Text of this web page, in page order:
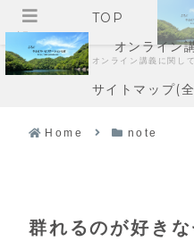
TOP
オンライン
オンライン講義に関し
サイトマップ(
Home note
群れるのが好き
メニュー